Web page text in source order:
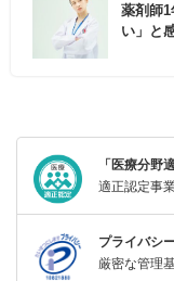
薬剤師
い」と
「医療分野
適正認定事
プライバシ
厳密な管理